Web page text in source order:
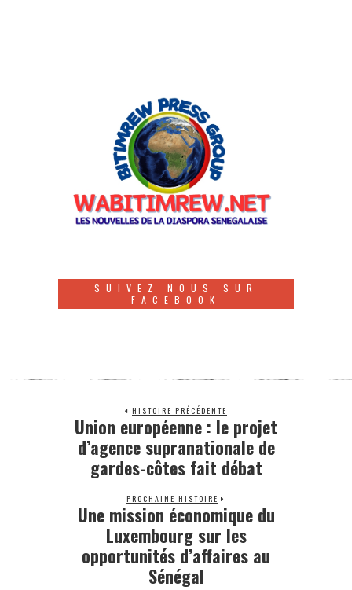
SUIVEZ NOUS SUR
FACEBOOK
HISTOIRE PRÉCÉDENTE
Union européenne : le projet
d’agence supranationale de
gardes-côtes fait débat
PROCHAINE HISTOIRE
Une mission économique du
Luxembourg sur les
opportunités d’affaires au
Sénégal